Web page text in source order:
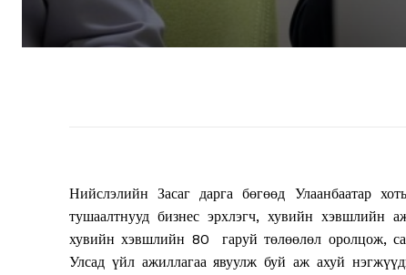
Нийслэлийн Засаг дарга бөгөөд Улаанбаатар
тушаалтнууд бизнес эрхлэгч, хувийн хэвшлийн
хувийн хэвшлийн 80 гаруй төлөөлөл оролцож,
Улсад үйл ажиллагаа явуулж буй аж ахуй